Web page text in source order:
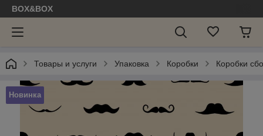
BOX&BOX
Товары и услуги Упаковка Коробки Коробки
Новинка